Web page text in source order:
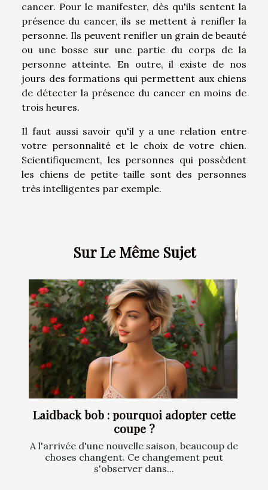
cancer. Pour le manifester, dès qu'ils sentent la
présence du cancer, ils se mettent à renifler la
personne. Ils peuvent renifler un grain de beauté
ou une bosse sur une partie du corps de la
personne atteinte. En outre, il existe de nos
jours des formations qui permettent aux chiens
de détecter la présence du cancer en moins de
trois heures.
Il faut aussi savoir qu'il y a une relation entre
votre personnalité et le choix de votre chien.
Scientifiquement, les personnes qui possèdent
les chiens de petite taille sont des personnes
très intelligentes par exemple.
Sur Le Même Sujet
Laidback bob : pourquoi adopter cette
coupe ?
A l'arrivée d'une nouvelle saison, beaucoup de
choses changent. Ce changement peut
s'observer dans...